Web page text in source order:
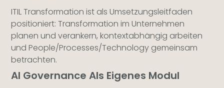
ITIL Transformation ist als Umsetzungsleitfaden
positioniert: Transformation im Unternehmen
planen und verankern, kontextabhängig arbeiten
und People/Processes/Technology gemeinsam
betrachten.
AI Governance Als Eigenes Modul